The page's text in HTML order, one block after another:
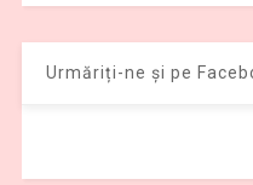
Urmăriți-ne și pe